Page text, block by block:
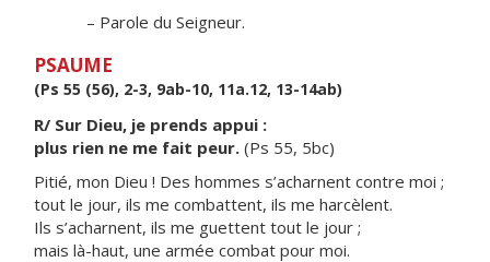
– Parole du Seigneur.
PSAUME
(Ps 55 (56), 2-3, 9ab-10, 11a.12, 13-14ab)
R/ Sur Dieu, je prends appui :
plus rien ne me fait peur. (Ps 55, 5bc)
Pitié, mon Dieu ! Des hommes s’acharnent contre moi ;
tout le jour, ils me combattent, ils me harcèlent.
Ils s’acharnent, ils me guettent tout le jour ;
mais là-haut, une armée combat pour moi.